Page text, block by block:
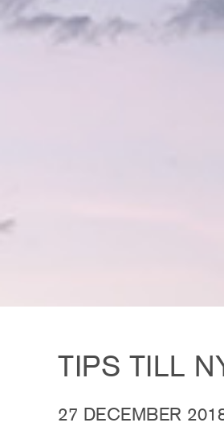
TIPS TILL
27 DECEMBER